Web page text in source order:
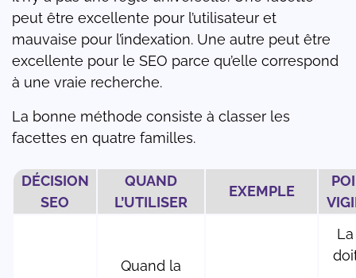
peut être excellente pour l’utilisateur et
mauvaise pour l’indexation. Une autre peut être
excellente pour le SEO parce qu’elle correspond
à une vraie recherche.
La bonne méthode consiste à classer les
facettes en quatre familles.
DÉCISION
SEO
QUAND
L’UTILISER
EXEMPLE
Quand la